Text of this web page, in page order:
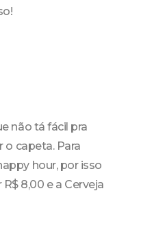
não tá fácil pra
o capeta. Para
hour, por isso
8,00 e a Cerveja